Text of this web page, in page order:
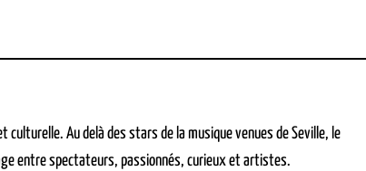
culturelle. Au delà des stars de la musique venues de Seville, le
entre spectateurs, passionnés, curieux et artistes.